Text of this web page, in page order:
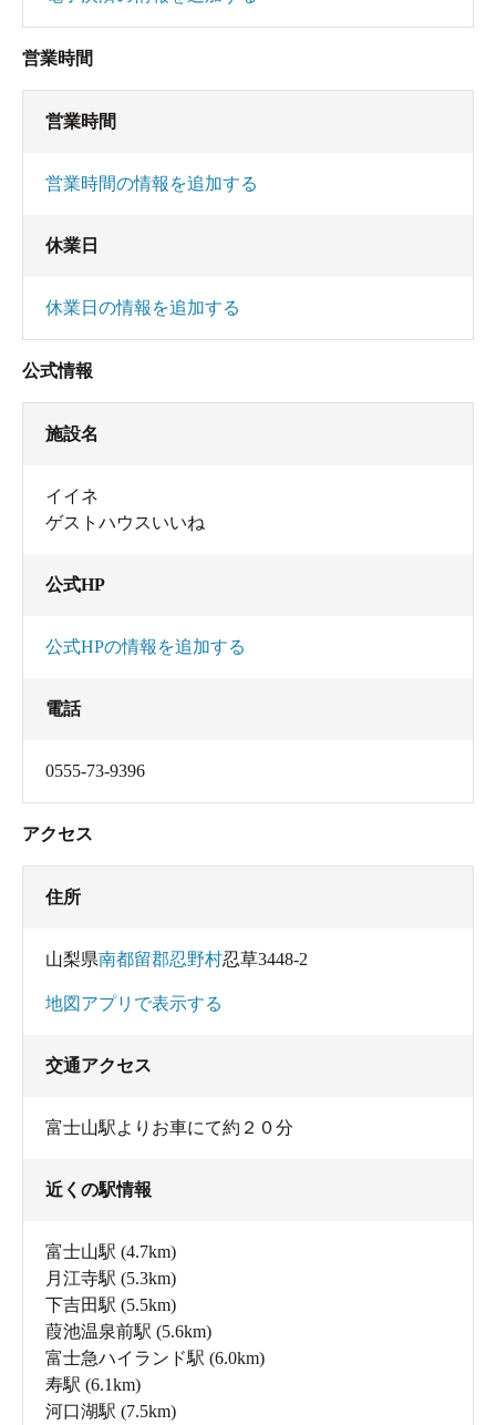
営業時間
営業時間
営業時間の情報を追加する
休業日
休業日の情報を追加する
公式情報
施設名
イイネ
ゲストハウスいいね
公式HP
公式HPの情報を追加する
電話
0555-73-9396
アクセス
住所
山梨県南都留郡忍野村忍草3448-2
地図アプリで表示する
交通アクセス
富士山駅よりお車にて約２０分
近くの駅情報
富士山駅 (4.7km)
月江寺駅 (5.3km)
下吉田駅 (5.5km)
葭池温泉前駅 (5.6km)
富士急ハイランド駅 (6.0km)
寿駅 (6.1km)
河口湖駅 (7.5km)